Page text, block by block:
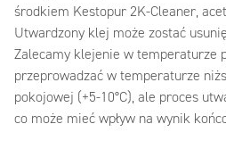
środkiem Kestopur 2K-Cleaner,
Utwardzony klej może zostać
Zalecamy klejenie w temperaturze
przeprowadzać w temperaturze
pokojowej (+5-10°C), ale proces
co może mieć wpływ na wynik